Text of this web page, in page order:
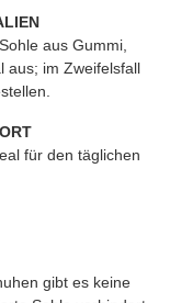
aus Gummi,
aus; im Zweifelsfall
für den täglichen
gibt es keine